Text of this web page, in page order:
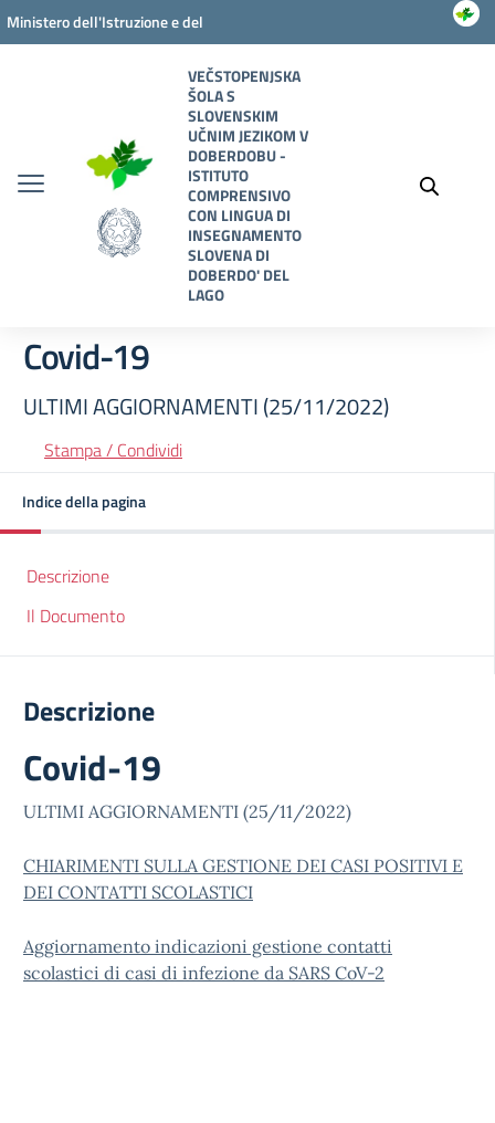
Vai ai contenuti
Vai al menu di navigazione
Vai al footer
Ministero dell'Istruzione e del
VEČSTOPENJSKA
ŠOLA S
SLOVENSKIM
UČNIM JEZIKOM V
DOBERDOBU -
ISTITUTO
COMPRENSIVO
CON LINGUA DI
INSEGNAMENTO
SLOVENA DI
DOBERDO' DEL
LAGO
Covid-19
ULTIMI AGGIORNAMENTI (25/11/2022)
Stampa / Condividi
Indice della pagina
Descrizione
Il Documento
Descrizione
Covid-19
ULTIMI AGGIORNAMENTI (25/11/2022)
CHIARIMENTI SULLA GESTIONE DEI CASI POSITIVI E
DEI CONTATTI SCOLASTICI
Aggiornamento indicazioni gestione contatti
scolastici di casi di infezione da SARS CoV-2